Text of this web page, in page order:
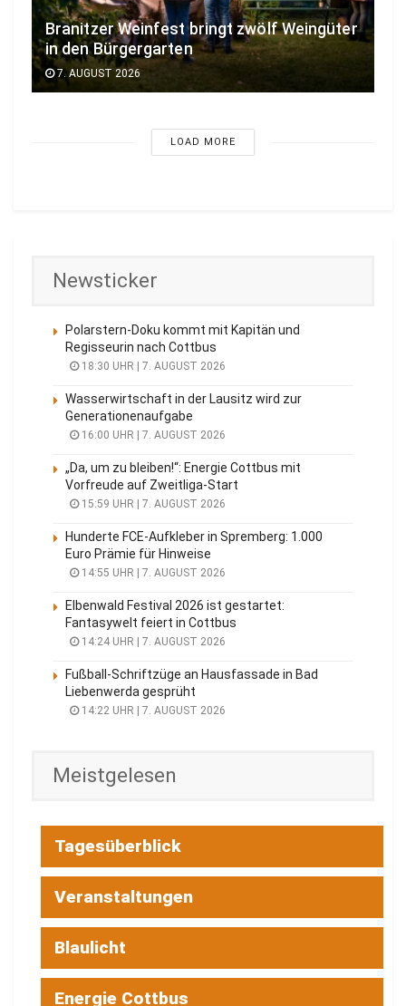
Branitzer Weinfest bringt zwölf Weingüter
in den Bürgergarten
7. AUGUST 2026
LOAD MORE
Newsticker
Polarstern-Doku kommt mit Kapitän und
Regisseurin nach Cottbus
18:30 UHR | 7. AUGUST 2026
Wasserwirtschaft in der Lausitz wird zur
Generationenaufgabe
16:00 UHR | 7. AUGUST 2026
„Da, um zu bleiben!“: Energie Cottbus mit
Vorfreude auf Zweitliga-Start
15:59 UHR | 7. AUGUST 2026
Hunderte FCE-Aufkleber in Spremberg: 1.000
Euro Prämie für Hinweise
14:55 UHR | 7. AUGUST 2026
Elbenwald Festival 2026 ist gestartet:
Fantasywelt feiert in Cottbus
14:24 UHR | 7. AUGUST 2026
Fußball-Schriftzüge an Hausfassade in Bad
Liebenwerda gesprüht
14:22 UHR | 7. AUGUST 2026
Meistgelesen
Tagesüberblick
Veranstaltungen
Blaulicht
Energie Cottbus